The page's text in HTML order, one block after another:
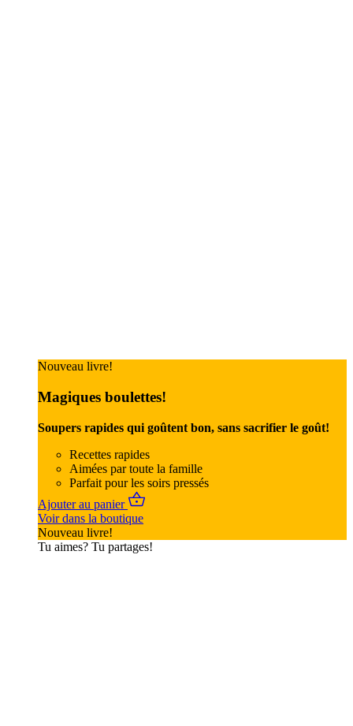
Nouveau livre!
Magiques boulettes!
Soupers rapides qui goûtent bon, sans sacrifier le goût!
Recettes rapides
Aimées par toute la famille
Parfait pour les soirs pressés
Ajouter au panier
Voir dans la boutique
Nouveau livre!
Tu aimes? Tu partages!